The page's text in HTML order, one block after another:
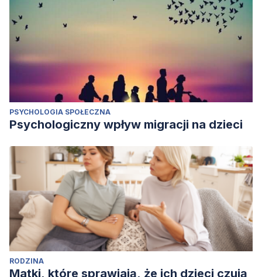
PSYCHOLOGIA SPOŁECZNA
Psychologiczny wpływ migracji na dzieci
RODZINA
Matki, które sprawiają, że ich dzieci czują